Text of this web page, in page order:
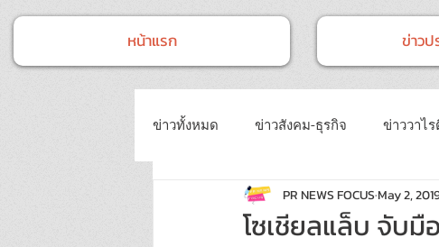
หน้าแรก ข่าว
ข่าวทั้งหมด ข่าวสังคม-ธุรกิจ ข่าววาไ
ข่าวงานประชุม-อบรมสัมมนา ข่าวทั่ว
โซเชียลแล็บ จับ
PR NEWS FOCUSMay 2,